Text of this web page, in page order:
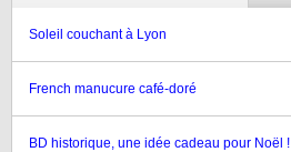
Soleil couchant à Lyon
French manucure café-doré
BD historique, une idée cadeau pour Noël !